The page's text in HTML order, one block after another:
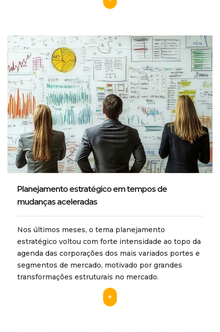
Planejamento estratégico em tempos de
mudanças aceleradas
Nos últimos meses, o tema planejamento
estratégico voltou com forte intensidade ao topo da
agenda das corporações dos mais variados portes e
segmentos de mercado, motivado por grandes
transformações estruturais no mercado.
+